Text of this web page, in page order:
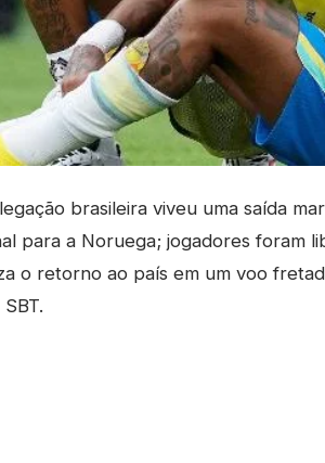
brasileira viveu uma saída
para a Noruega; jogadores foram
o retorno ao país em um voo